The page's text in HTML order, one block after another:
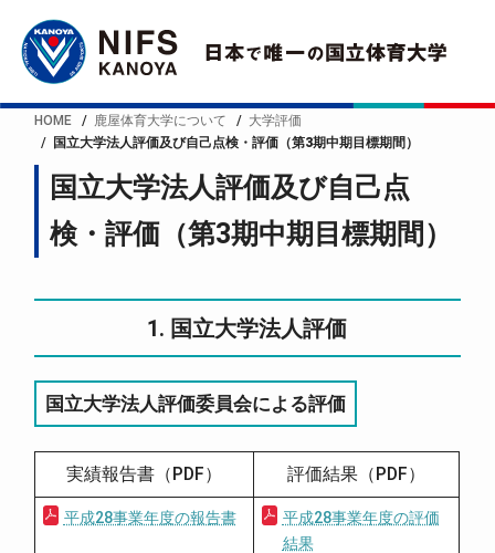
HOME 鹿屋体育大学について
大学評価
国立大学法人評価及び自己点検・評価（第3期中期目標期間）
国立大学法人評価及び自己点
検・評価（第3期中期目標期間）
1. 国立大学法人評価
国立大学法人評価委員会による評価
実績報告書（PDF） 評価結果（PDF）
平成28事業年度の報告書
平成28事業年度の評価
結果